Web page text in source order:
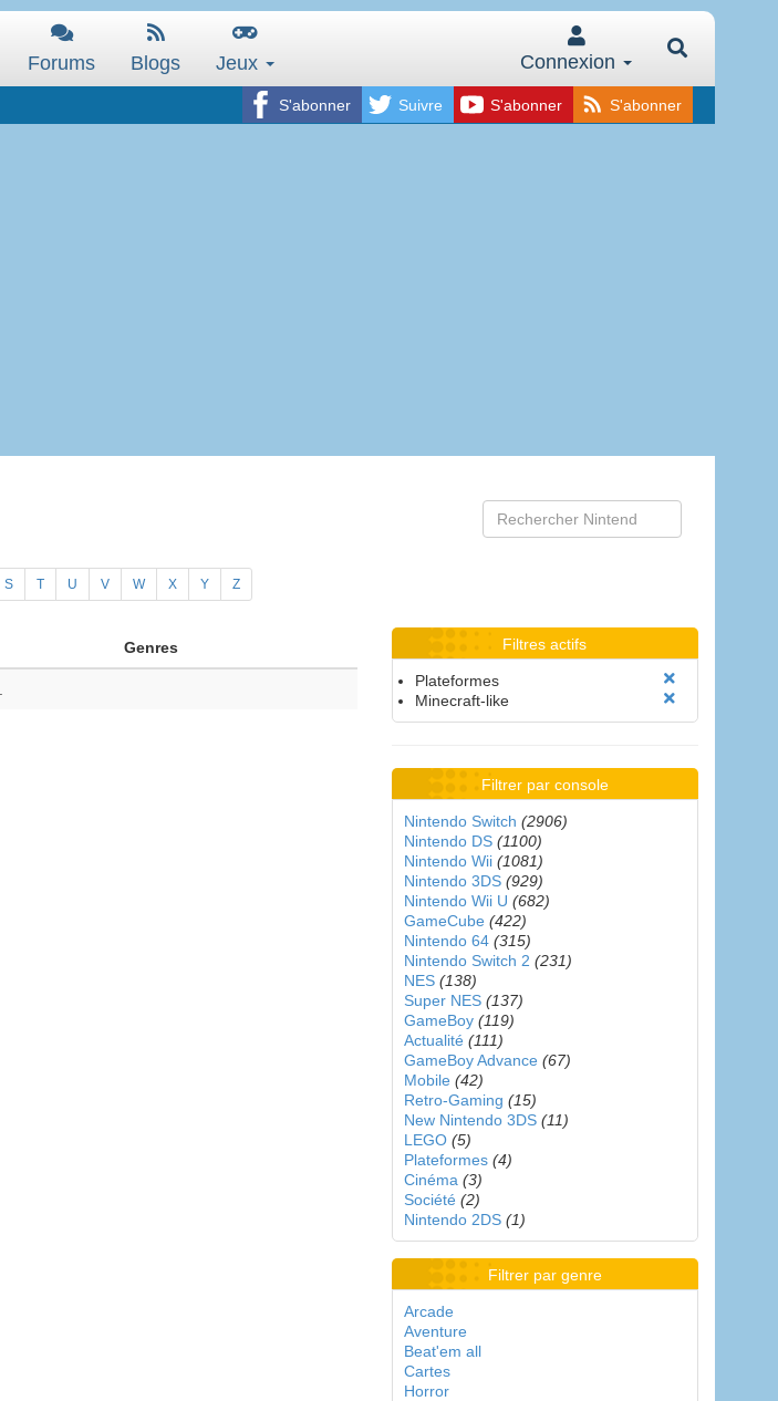
Forums Blogs Jeux Connexion
S'abonner Suivre S'abonner S'abonner
S T U V W X Y Z
Genres Filtres actifs
Plateformes
Minecraft-like
Filtrer par console
Nintendo Switch (2906)
Nintendo DS (1100)
Nintendo Wii (1081)
Nintendo 3DS (929)
Nintendo Wii U (682)
GameCube (422)
Nintendo 64 (315)
Nintendo Switch 2 (231)
NES (138)
Super NES (137)
GameBoy (119)
Actualité (111)
GameBoy Advance (67)
Mobile (42)
Retro-Gaming (15)
New Nintendo 3DS (11)
LEGO (5)
Plateformes (4)
Cinéma (3)
Société (2)
Nintendo 2DS (1)
Filtrer par genre
Arcade
Aventure
Beat'em all
Cartes
Horror